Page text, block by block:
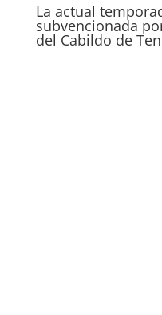
La actual
subvencionada
del Cabildo de